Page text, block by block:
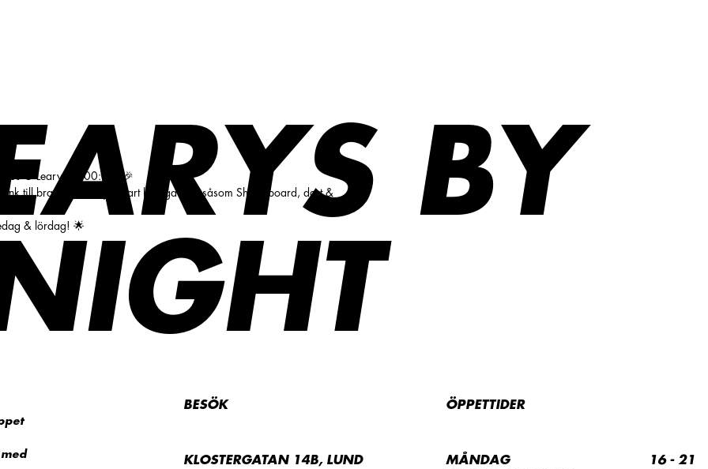
BY
hos O'Learys till 00:00! 🎉
till bra pris och självklart härliga spel såsom Shuffleboard, dart &
& lördag! 🌟
BESÖK
KLOSTERGATAN 14B, LUND
ÖPPETTIDER
MÅNDAG
16 - 21